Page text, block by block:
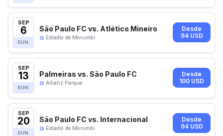
SEP
6
SUN.
São Paulo FC vs. Atlético Mineiro
Estadio de Morumbi
Desde
94 USD
SEP
13
SUN.
Palmeiras vs. São Paulo FC
Allianz Parque
Desde
100 USD
SEP
20
SUN.
São Paulo FC vs. Internacional
Estadio de Morumbi
Desde
94 USD